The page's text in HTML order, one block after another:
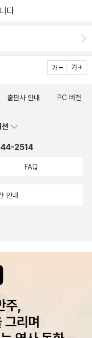
있던 버전에 맞춰서 사
환되어가고 있는 것이
다. 하지만, 전체적으로
뜬게 Visual Academy
이었다. 심지어 이 분은
코리아다. 이러한 면
자가 과연 있을까 싶었
으로 수용하시는 분께서
책들을 구매해보면 분
느낌인 책들이 많았다.
말 첫 대목에 '이 책은 C
이었다.이를 증명하듯
독자들에게 추천할만큼
경험이 있다면 C# 활용
적으로 책의 호흡이 길
않을까 싶다.) 2. 오롯
의 교재로서 읽었던 모
정도만 간단히 다룬 뒤
다
출판사 안내 PC 버전
2514
FAQ
안내